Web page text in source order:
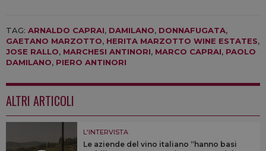
TAG: ARNALDO CAPRAI, DAMILANO, DONNAFUGATA,
GAETANO MARZOTTO, HERITA MARZOTTO WINE ESTATES,
JOSE RALLO, MARCHESI ANTINORI, MARCO CAPRAI, PAOLO
DAMILANO, PIERO ANTINORI
ALTRI ARTICOLI
L'INTERVISTA
Le aziende del vino italiano “hanno basi